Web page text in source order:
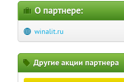
О партнере:
winalit.ru
Другие акции партнера